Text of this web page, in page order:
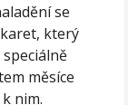
se
který
měsíce
nim.